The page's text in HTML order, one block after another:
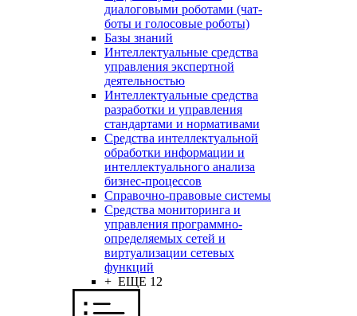
диалоговыми роботами (чат-
боты и голосовые роботы)
Базы знаний
Интеллектуальные средства
управления экспертной
деятельностью
Интеллектуальные средства
разработки и управления
стандартами и нормативами
Средства интеллектуальной
обработки информации и
интеллектуального анализа
бизнес-процессов
Справочно-правовые системы
Средства мониторинга и
управления программно-
определяемых сетей и
виртуализации сетевых
функций
+ ЕЩЕ 12